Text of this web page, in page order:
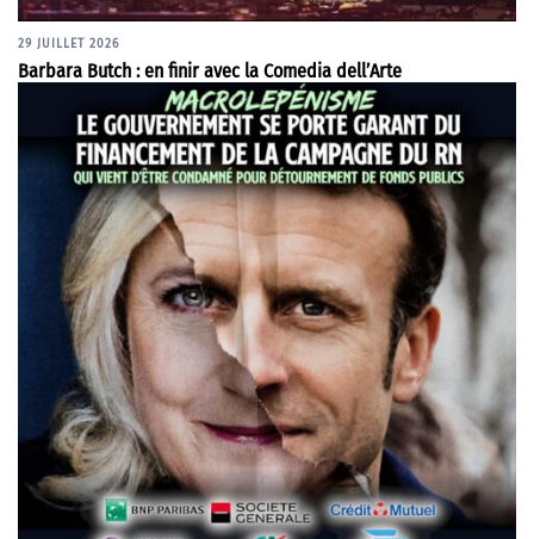
29 JUILLET 2026
Barbara Butch : en finir avec la Comedia dell’Arte